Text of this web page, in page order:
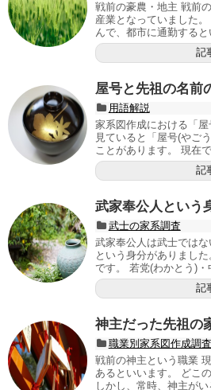
戦前の豪農・地主 戦前
産業となっていました
んで、都市に通勤する
記
屋号と先祖の名前
用語解説
家系図作成における「
見ていると「屋号(やご
ことがあります。 現在
記
武家奉公人という
武士の家系調査
武家奉公人は武士では
という身分がありまし
です。 若党(わかとう)・
記
神主だった先祖の
職業別家系図作成調査
戦前の神主という職業
あるといいます。 どこ
しかし、常時、神主が